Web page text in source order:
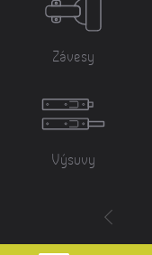
Závesy
Výsuvy